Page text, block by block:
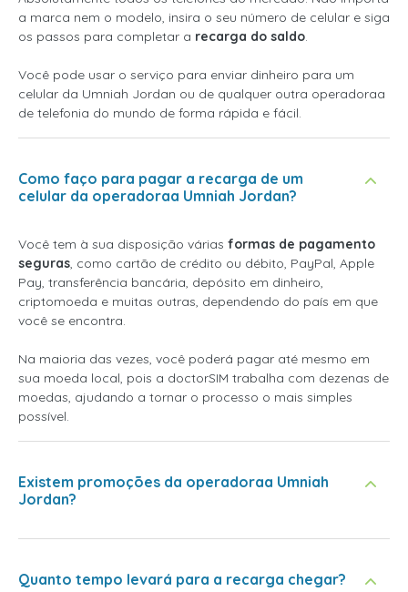
a marca nem o modelo, insira o seu número de celular e siga
os passos para completar a recarga do saldo.
Você pode usar o serviço para enviar dinheiro para um
celular da Umniah Jordan ou de qualquer outra operadoraa
de telefonia do mundo de forma rápida e fácil.
Como faço para pagar a recarga de um
celular da operadoraa Umniah Jordan?
Você tem à sua disposição várias formas de pagamento
seguras, como cartão de crédito ou débito, PayPal, Apple
Pay, transferência bancária, depósito em dinheiro,
criptomoeda e muitas outras, dependendo do país em que
você se encontra.
Na maioria das vezes, você poderá pagar até mesmo em
sua moeda local, pois a doctorSIM trabalha com dezenas de
moedas, ajudando a tornar o processo o mais simples
possível.
Existem promoções da operadoraa Umniah
Jordan?
Quanto tempo levará para a recarga chegar?